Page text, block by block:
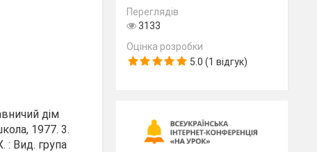
дім
1977. 3.
: Вид. група
Переглядів
3133
Оцінка розробки
5.0 (1 відгук)